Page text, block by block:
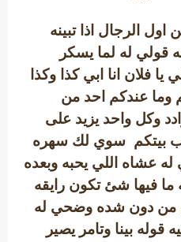
الرجال اذا تبينه
قولي له لما يسكر
فلان انا ابي كذا وكذا
وما عندكم احد من
وكل واحد يزيد على
بيتكم سوي لك سهره
عشاه اللي يحبه وبعده
ما فيها شئ تكون رايقه
من دون شده وضحي له
قوله بينا وتامر يصير